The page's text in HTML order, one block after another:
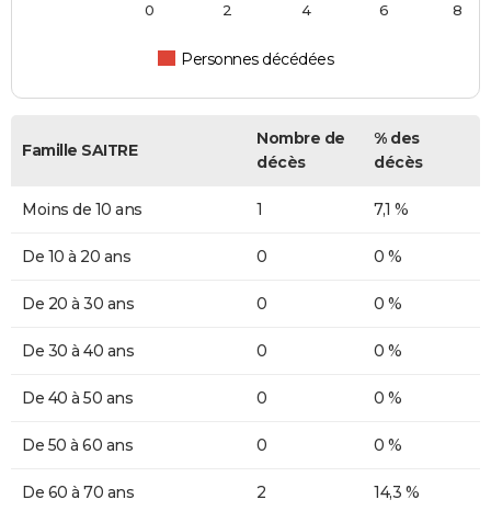
Personnes décédées
0 2 4 6 8
Famille SAITRE
Nombre de
décès
% des
décès
Moins de 10 ans 1 7,1 %
De 10 à 20 ans 0 0 %
De 20 à 30 ans 0 0 %
De 30 à 40 ans 0 0 %
De 40 à 50 ans 0 0 %
De 50 à 60 ans 0 0 %
De 60 à 70 ans 2 14,3 %